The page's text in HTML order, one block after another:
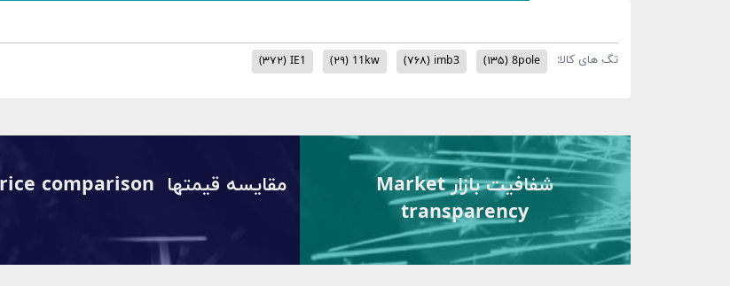
تگ های کالا: 8pole (۱۳۵) imb3 (۷۶۸) 11kw (۲۹) IE1 (۳۷۲)
شفافیت بازار Market
transparency
مقایسه قیمتها Price comparison